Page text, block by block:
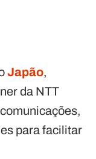
Japão,
da NTT
para facilitar